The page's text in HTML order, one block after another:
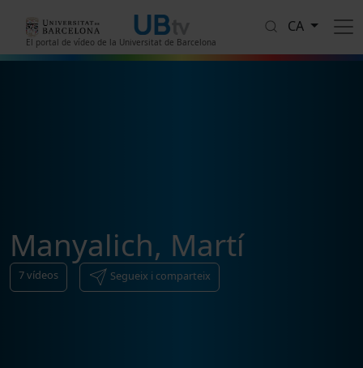
El portal de vídeo de la Universitat de Barcelona
CA
Manyalich, Martí
7vídeos Segueix i comparteix